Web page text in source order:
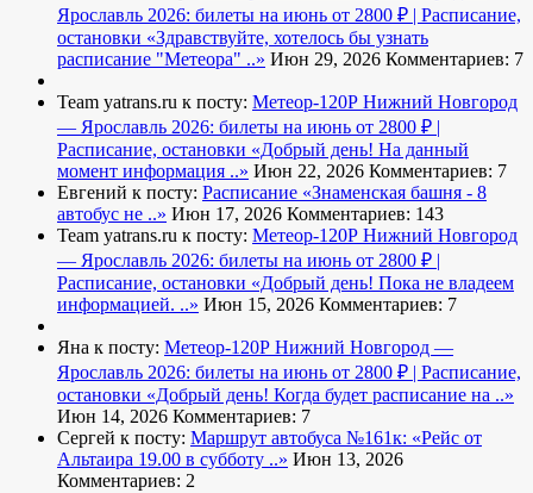
Ярославль 2026: билеты на июнь от 2800 ₽ | Расписание,
остановки «Здравствуйте, хотелось бы узнать
расписание "Метеора" ..» Июн 29, 2026 Комментариев: 7
Team yatrans.ru к посту: Метеор-120Р Нижний Новгород
— Ярославль 2026: билеты на июнь от 2800 ₽ |
Расписание, остановки «Добрый день! На данный
момент информация ..» Июн 22, 2026 Комментариев: 7
Евгений к посту: Расписание «Знаменская башня - 8
автобус не ..» Июн 17, 2026 Комментариев: 143
Team yatrans.ru к посту: Метеор-120Р Нижний Новгород
— Ярославль 2026: билеты на июнь от 2800 ₽ |
Расписание, остановки «Добрый день! Пока не владеем
информацией. ..» Июн 15, 2026 Комментариев: 7
Яна к посту: Метеор-120Р Нижний Новгород —
Ярославль 2026: билеты на июнь от 2800 ₽ | Расписание,
остановки «Добрый день! Когда будет расписание на ..»
Июн 14, 2026 Комментариев: 7
Сергей к посту: Маршрут автобуса №161к: «Рейс от
Альтаира 19.00 в субботу ..» Июн 13, 2026
Комментариев: 2